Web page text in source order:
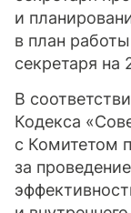
и
в план
секретаря на
В
Кодекса
с Комитетом
за